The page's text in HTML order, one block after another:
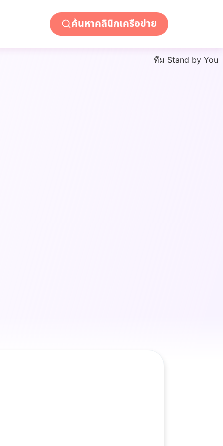
ค้นหาคลินิกเครือข่าย